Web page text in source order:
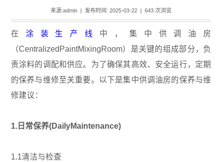
来源:admin | 发布时间: 2025-03-22 | 643 次浏览
在 涂装生产线 中，集中供调油房
（CentralizedPaintMixingRoom）是关键的组成部分，负
责涂料的调配和供应。为了确保其高效、安全运行，定期
的保养与维修至关重要。以下是集中供调油房的保养与维
修建议：
1.日常保养(DailyMaintenance)
1.1清洁与检查